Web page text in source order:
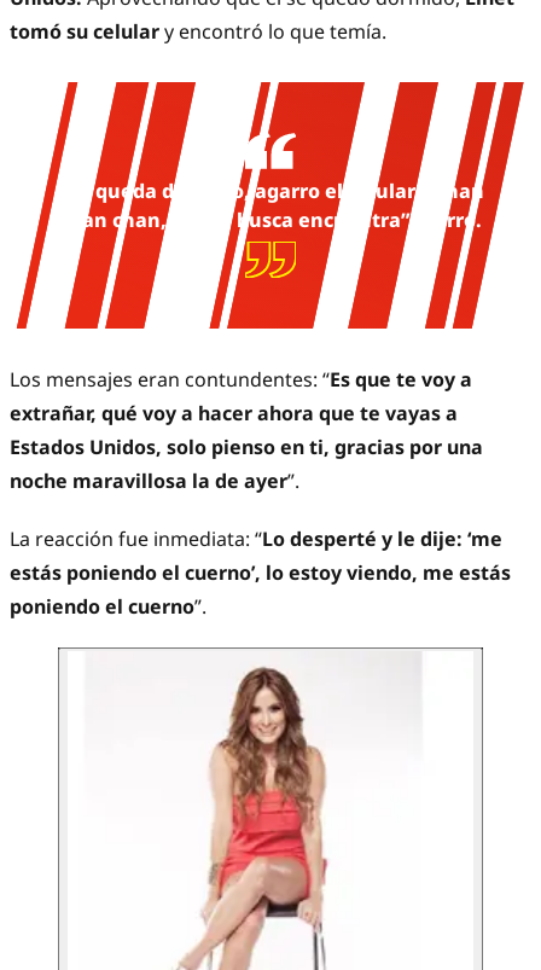
tomó su celulary encontró lo que temía.
“Se queda dormido, agarro el celular y chan
chan chan, el que busca encuentra”, narró.
Los mensajes eran contundentes: “Es que te voy a
extrañar, qué voy a hacer ahora que te vayas a
Estados Unidos, solo pienso en ti, gracias por una
noche maravillosa la de ayer”.
La reacción fue inmediata: “Lo desperté y le dije: ‘me
estás poniendo el cuerno’, lo estoy viendo, me estás
poniendo el cuerno”.